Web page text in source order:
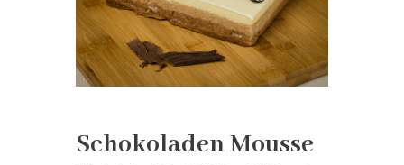
Schokoladen Mousse